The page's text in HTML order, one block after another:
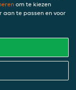
om te kiezen
aan te passen en voor